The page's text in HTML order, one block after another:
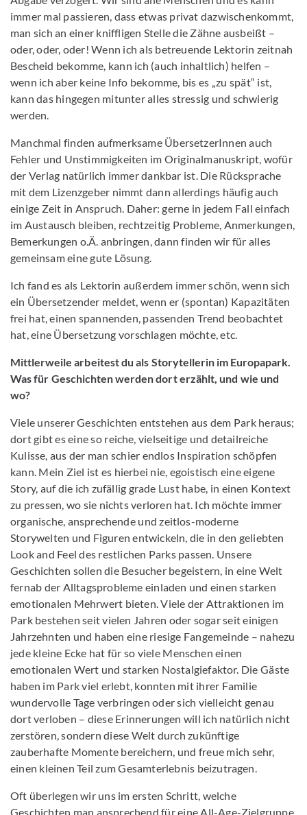
immer mal passieren, dass etwas privat dazwischenkommt,
man sich an einer kniffligen Stelle die Zähne ausbeißt –
oder, oder, oder! Wenn ich als betreuende Lektorin zeitnah
Bescheid bekomme, kann ich (auch inhaltlich) helfen –
wenn ich aber keine Info bekomme, bis es „zu spät“ ist,
kann das hingegen mitunter alles stressig und schwierig
werden.
Manchmal finden aufmerksame ÜbersetzerInnen auch
Fehler und Unstimmigkeiten im Originalmanuskript, wofür
der Verlag natürlich immer dankbar ist. Die Rücksprache
mit dem Lizenzgeber nimmt dann allerdings häufig auch
einige Zeit in Anspruch. Daher: gerne in jedem Fall einfach
im Austausch bleiben, rechtzeitig Probleme, Anmerkungen,
Bemerkungen o.Ä. anbringen, dann finden wir für alles
gemeinsam eine gute Lösung.
Ich fand es als Lektorin außerdem immer schön, wenn sich
ein Übersetzender meldet, wenn er (spontan) Kapazitäten
frei hat, einen spannenden, passenden Trend beobachtet
hat, eine Übersetzung vorschlagen möchte, etc.
Mittlerweile arbeitest du als Storytellerin im Europapark.
Was für Geschichten werden dort erzählt, und wie und
wo?
Viele unserer Geschichten entstehen aus dem Park heraus;
dort gibt es eine so reiche, vielseitige und detailreiche
Kulisse, aus der man schier endlos Inspiration schöpfen
kann. Mein Ziel ist es hierbei nie, egoistisch eine eigene
Story, auf die ich zufällig grade Lust habe, in einen Kontext
zu pressen, wo sie nichts verloren hat. Ich möchte immer
organische, ansprechende und zeitlos-moderne
Storywelten und Figuren entwickeln, die in den geliebten
Look and Feel des restlichen Parks passen. Unsere
Geschichten sollen die Besucher begeistern, in eine Welt
fernab der Alltagsprobleme einladen und einen starken
emotionalen Mehrwert bieten. Viele der Attraktionen im
Park bestehen seit vielen Jahren oder sogar seit einigen
Jahrzehnten und haben eine riesige Fangemeinde – nahezu
jede kleine Ecke hat für so viele Menschen einen
emotionalen Wert und starken Nostalgiefaktor. Die Gäste
haben im Park viel erlebt, konnten mit ihrer Familie
wundervolle Tage verbringen oder sich vielleicht genau
dort verloben – diese Erinnerungen will ich natürlich nicht
zerstören, sondern diese Welt durch zukünftige
zauberhafte Momente bereichern, und freue mich sehr,
einen kleinen Teil zum Gesamterlebnis beizutragen.
Oft überlegen wir uns im ersten Schritt, welche
Geschichten man ansprechend für eine All-Age-Zielgruppe